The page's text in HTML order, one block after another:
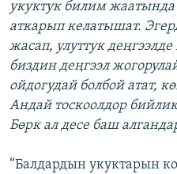
укуктук билим
аткарып келатышат.
жасап, улуттук
биздин деңгээл
ойдогудай болбой атат,
Андай тоскоолдор
Бөрк ал десе баш
“Балдардын укуктарын